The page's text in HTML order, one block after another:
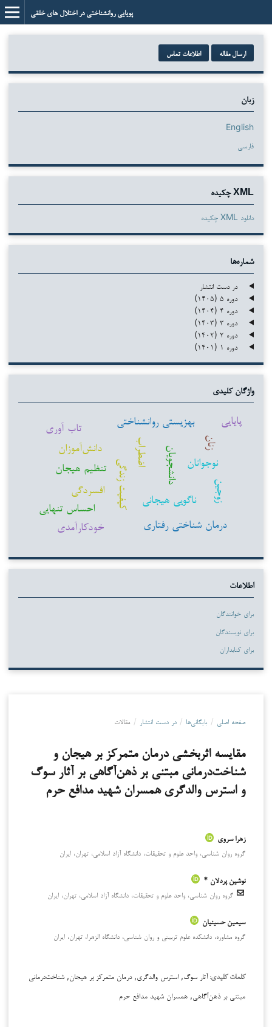
پویایی روانشناختی در اختلال های خلقی
ارسال مقاله اطلاعات تماس
زبان
English
فارسی
XML چکیده
دانلود XML چکیده
شماره‌ها
در دست انتشار
دوره ۵ (۱۴۰۵)
دوره ۴ (۱۴۰۴)
دوره ۳ (۱۴۰۳)
دوره ۲ (۱۴۰۲)
دوره ۱ (۱۴۰۱)
واژگان کلیدی
اضطراب دانشجویان کیفیت زندگی نوجوانان
افسردگی
بهزیستی روانشناختی
دانش‌آموزان
زنان
تنظیم هیجان
درمان شناختی رفتاری
ناگویی هیجانی
احساس تنهایی
زوجین
تاب آوری
خودکارآمدی
پایایی
اطلاعات
برای خوانندگان
برای نویسندگان
برای کتابداران
صفحه اصلی / بایگانی‌ها / در دست انتشار / مقالات
مقایسه اثربخشی درمان متمرکز بر هیجان و
شناخت‌درمانی مبتنی بر ذهن‌آگاهی بر آثار سوگ
و استرس والدگری همسران شهید مدافع حرم
زهرا سروی
گروه روان شناسی، واحد علوم و تحقیقات، دانشگاه آزاد اسلامی، تهران، ایران
نوشین پردلان *
گروه روان شناسی، واحد علوم و تحقیقات، دانشگاه آزاد اسلامی، تهران، ایران
سیمین حسینیان
گروه مشاوره، دانشکده علوم تربیتی و روان شناسی، دانشگاه الزهرا، تهران، ایران
کلمات کلیدی: آثار سوگ, استرس والدگری, درمان متمرکز بر هیجان, شناخت‌درمانی
مبتنی بر ذهن‌آگاهی, همسران شهید مدافع حرم